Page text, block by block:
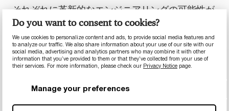
Do you want to consent to cookies?
We use cookies to personalize content and ads, to provide social media features and
to analyze our traffic. We also share information about your use of our site with our
social media, advertising and analytics partners who may combine it with other
information that you’ve provided to them or that they’ve collected from your use of
their services. For more information, please check our Privacy Notice page.
Manage your preferences
それぞれに革新的なエンジニアリングの可能性が
あり、様々な用途や業界のニーズを満たします。
弊社のお客様は、自動車、航空宇宙、建設、大規
模な公共事業プロジェクト、スポーツ＆レジャー
など、あらゆる業界の大手OEMおよびメーカーで